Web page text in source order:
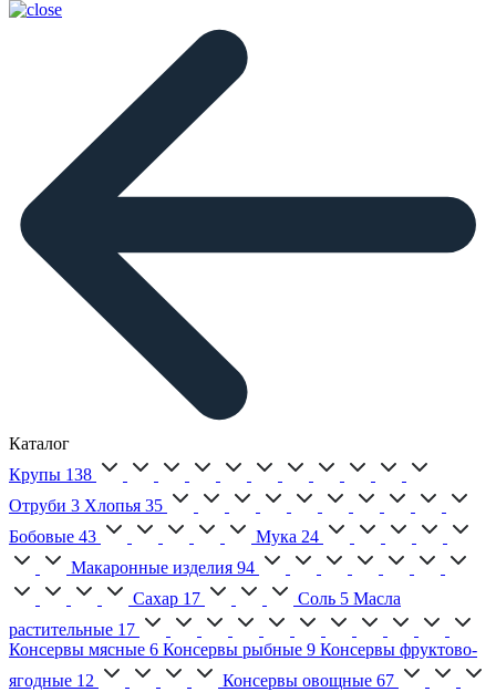
Каталог
Крупы 138
Отруби 3 Хлопья 35
Бобовые 43 Мука 24
Макаронные изделия 94
Сахар 17 Соль 5 Масла
растительные 17
Консервы мясные 6 Консервы рыбные 9 Консервы фруктово-
ягодные 12 Консервы овощные 67